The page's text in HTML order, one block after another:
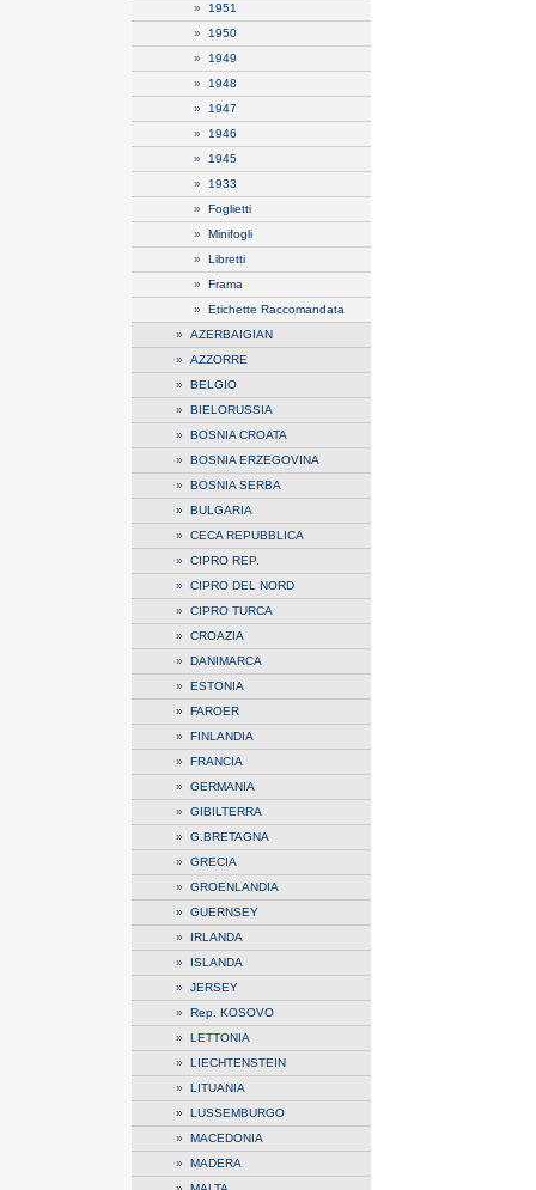
» 1951
» 1950
» 1949
» 1948
» 1947
» 1946
» 1945
» 1933
» Foglietti
» Minifogli
» Libretti
» Frama
» Etichette Raccomandata
» AZERBAIGIAN
» AZZORRE
» BELGIO
» BIELORUSSIA
» BOSNIA CROATA
» BOSNIA ERZEGOVINA
» BOSNIA SERBA
» BULGARIA
» CECA REPUBBLICA
» CIPRO REP.
» CIPRO DEL NORD
» CIPRO TURCA
» CROAZIA
» DANIMARCA
» ESTONIA
» FAROER
» FINLANDIA
» FRANCIA
» GERMANIA
» GIBILTERRA
» G.BRETAGNA
» GRECIA
» GROENLANDIA
» GUERNSEY
» IRLANDA
» ISLANDA
» JERSEY
» Rep. KOSOVO
» LETTONIA
» LIECHTENSTEIN
» LITUANIA
» LUSSEMBURGO
» MACEDONIA
» MADERA